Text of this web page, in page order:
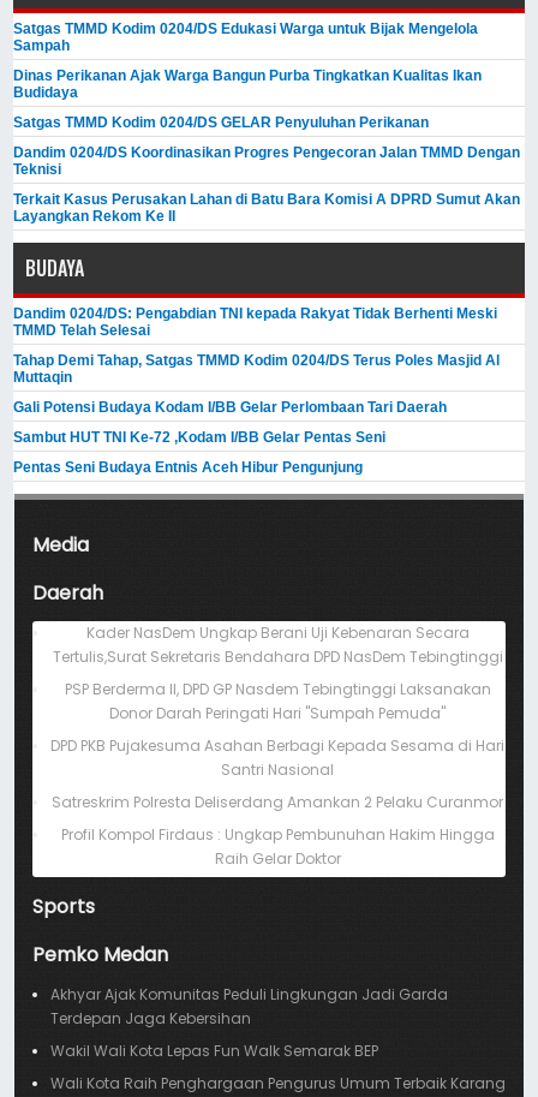
Satgas TMMD Kodim 0204/DS Edukasi Warga untuk Bijak Mengelola
Sampah
Dinas Perikanan Ajak Warga Bangun Purba Tingkatkan Kualitas Ikan
Budidaya
Satgas TMMD Kodim 0204/DS GELAR Penyuluhan Perikanan
Dandim 0204/DS Koordinasikan Progres Pengecoran Jalan TMMD Dengan
Teknisi
Terkait Kasus Perusakan Lahan di Batu Bara Komisi A DPRD Sumut Akan
Layangkan Rekom Ke II
BUDAYA
Dandim 0204/DS: Pengabdian TNI kepada Rakyat Tidak Berhenti Meski ​
TMMD Telah Selesai
Tahap Demi Tahap, Satgas TMMD Kodim 0204/DS Terus Poles Masjid Al
Muttaqin
Gali Potensi Budaya Kodam I/BB Gelar Perlombaan Tari Daerah
Sambut HUT TNI Ke-72 ,Kodam I/BB Gelar Pentas Seni
Pentas Seni Budaya Entnis Aceh Hibur Pengunjung
Media
Daerah
Kader NasDem Ungkap Berani Uji Kebenaran Secara
Tertulis,Surat Sekretaris Bendahara DPD NasDem Tebingtinggi
PSP Berderma II, DPD GP Nasdem Tebingtinggi Laksanakan
Donor Darah Peringati Hari "Sumpah Pemuda"
DPD PKB Pujakesuma Asahan Berbagi Kepada Sesama di Hari
Santri Nasional
Satreskrim Polresta Deliserdang Amankan 2 Pelaku Curanmor
Profil Kompol Firdaus : Ungkap Pembunuhan Hakim Hingga
Raih Gelar Doktor
Sports
Pemko Medan
Akhyar Ajak Komunitas Peduli Lingkungan Jadi Garda
Terdepan Jaga Kebersihan
Wakil Wali Kota Lepas Fun Walk Semarak BEP
Wali Kota Raih Penghargaan Pengurus Umum Terbaik Karang